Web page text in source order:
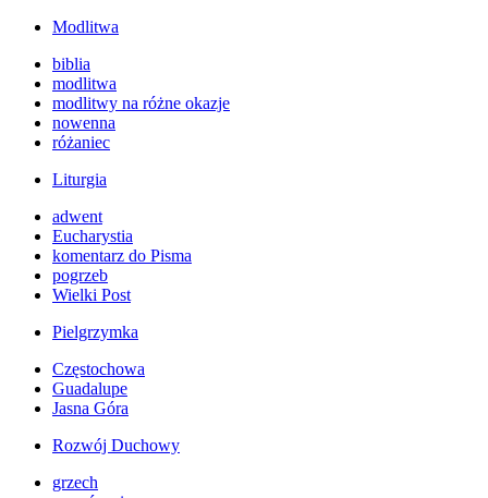
Modlitwa
biblia
modlitwa
modlitwy na różne okazje
nowenna
różaniec
Liturgia
adwent
Eucharystia
komentarz do Pisma
pogrzeb
Wielki Post
Pielgrzymka
Częstochowa
Guadalupe
Jasna Góra
Rozwój Duchowy
grzech